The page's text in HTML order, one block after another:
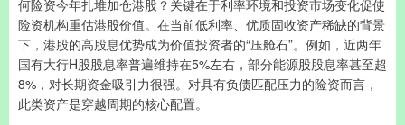
何险资今年扎堆加仓港股？关键在于利率环境和投资市场变化促使
险资机构重估港股价值。在当前低利率、优质固收资产稀缺的背景
下，港股的高股息优势成为价值投资者的“压舱石”。例如，近两年
国有大行H股股息率普遍维持在5%左右，部分能源股股息率甚至超
8%，对长期资金吸引力很强。对具有负债匹配压力的险资而言，
此类资产是穿越周期的核心配置。